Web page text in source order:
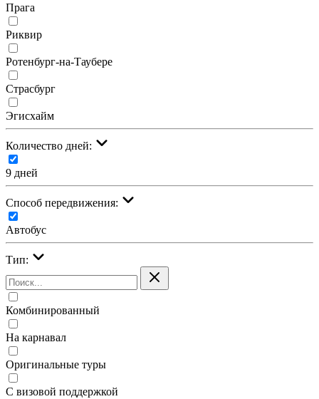
Прага
Риквир
Ротенбург-на-Таубере
Страсбург
Эгисхайм
Количество дней:
9 дней
Cпособ передвижения:
Автобус
Тип:
Комбинированный
На карнавал
Оригинальные туры
С визовой поддержкой